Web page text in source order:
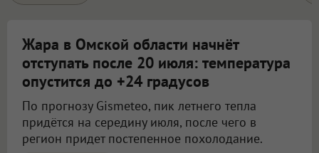
Жара в Омской области начнёт
отступать после 20 июля: температура
опустится до +24 градусов
По прогнозу Gismeteo, пик летнего тепла
придётся на середину июля, после чего в
регион придет постепенное похолодание.